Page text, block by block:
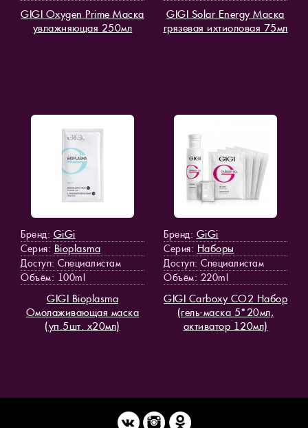
GIGI Oxygen Prime Маска
увлажняющая 250мл
GIGI Solar Energy Маска
грязевая ихтиоловая 75мл
Бренд: GiGi
Серия: Bioplasma
Доступ: Специалистам
Объём: 100ml
GIGI Bioplasma
Омолаживающая маска
(уп.5шт. х20мл)
Бренд: GiGi
Серия: Наборы
Доступ: Специалистам
Объём: 220ml
GIGI Carboxy CO2 Набор
(гель-маска 5*20мл,
активатор 120мл)